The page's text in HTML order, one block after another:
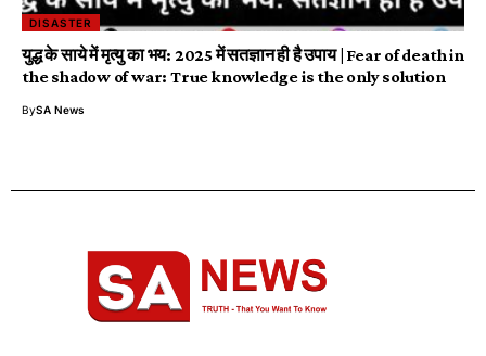
DISASTER
युद्ध के साये में मृत्यु का भय: 2025 में सतज्ञान ही है उपाय | Fear of death in
the shadow of war: True knowledge is the only solution
BySA News